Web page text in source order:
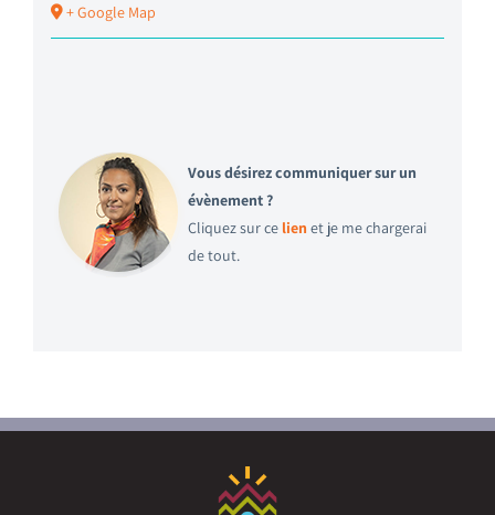
+ Google Map
Vous désirez communiquer sur un
évènement ?
Cliquez sur ce lien et je me chargerai
de tout.